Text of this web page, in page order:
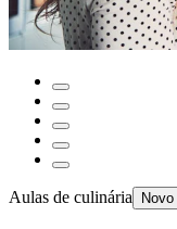
Aulas de culinária Novo